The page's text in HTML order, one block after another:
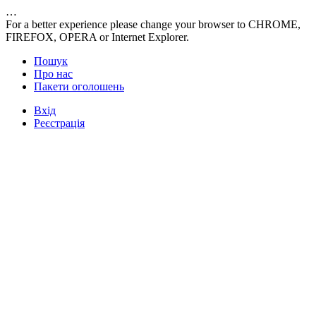
…
For a better experience please change your browser to CHROME,
FIREFOX, OPERA or Internet Explorer.
Пошук
Про нас
Пакети оголошень
Вхід
Реєстрація